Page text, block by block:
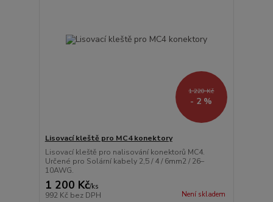
1 220 Kč
- 2 %
Lisovací kleště pro MC4 konektory
Lisovací kleště pro nalisování konektorů MC4.
Určené pro Solární kabely 2,5 / 4 / 6mm2 / 26–
10AWG.
1 200 Kč/ks
992 Kč bez DPH Není skladem